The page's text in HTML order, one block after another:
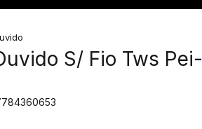
S/ Fio Tws Pei-